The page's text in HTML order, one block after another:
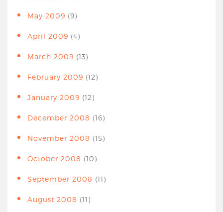
May 2009 (9)
April 2009 (4)
March 2009 (13)
February 2009 (12)
January 2009 (12)
December 2008 (16)
November 2008 (15)
October 2008 (10)
September 2008 (11)
August 2008 (11)